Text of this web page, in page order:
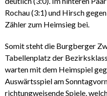
Rochau (3:1) und Hirsch
Zähler zum Heimsieg bei.
Somit steht die Burgberger
Tabellenplatz der
warten mit dem Heimspiel
Auswärtsspiel am
richtungweisende Spiele,